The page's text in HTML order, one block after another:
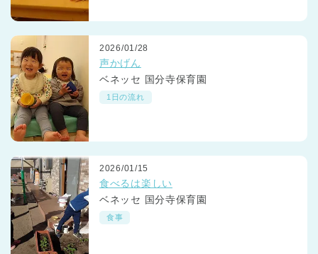
2026/01/28
声かげん
ベネッセ 国分寺保育園
1日の流れ
2026/01/15
食べるは楽しい
ベネッセ 国分寺保育園
食事